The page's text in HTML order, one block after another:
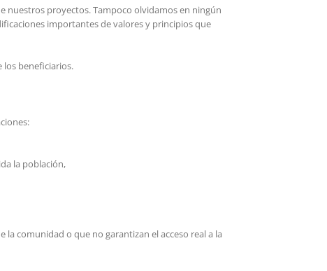
nuestros proyectos. Tampoco olvidamos en ningún
importantes de valores y principios que
los beneficiarios.
la población,
comunidad o que no garantizan el acceso real a la